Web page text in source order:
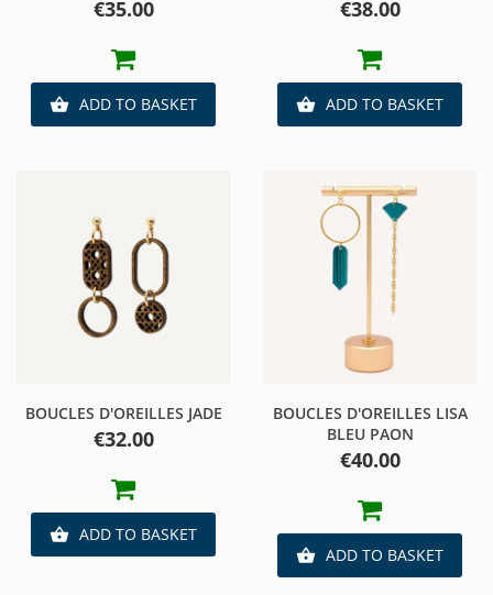
Price
€35.00
 ADD TO BASKET
Price
€38.00
 ADD TO BASKET
BOUCLES D'OREILLES JADE
Price
€32.00
 ADD TO BASKET
BOUCLES D'OREILLES LISA
BLEU PAON
Price
€40.00
 ADD TO BASKET